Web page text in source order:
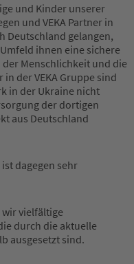
und Kinder unserer
und VEKA Partner in
Deutschland gelangen,
ihnen eine sichere
Menschlichkeit und die
der VEKA Gruppe sind
in der Ukraine nicht
der dortigen
aus Deutschland
dagegen sehr
vielfältige
durch die aktuelle
ausgesetzt sind.